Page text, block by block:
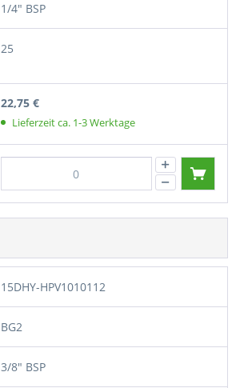
1/4" BSP
25
22,75 €
Lieferzeit ca. 1-3 Werktage
15DHY-HPV1010112
BG2
3/8" BSP